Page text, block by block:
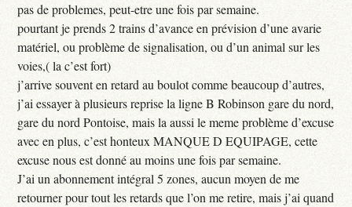
pas de problemes, peut-etre une fois par semaine.
pourtant je prends 2 trains d’avance en prévision d’une avarie
matériel, ou problème de signalisation, ou d’un animal sur les
voies,( la c’est fort)
j’arrive souvent en retard au boulot comme beaucoup d’autres,
j’ai essayer à plusieurs reprise la ligne B Robinson gare du nord,
gare du nord Pontoise, mais la aussi le meme problème d’excuse
avec en plus, c’est honteux MANQUE D EQUIPAGE, cette
excuse nous est donné au moins une fois par semaine.
J’ai un abonnement intégral 5 zones, aucun moyen de me
retourner pour tout les retards que l’on me retire, mais j’ai quand